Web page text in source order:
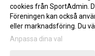
Gå till
cookies från SportAdmin.
Föreningen kan också
eller marknadsföring. Du
Anpassa dina val